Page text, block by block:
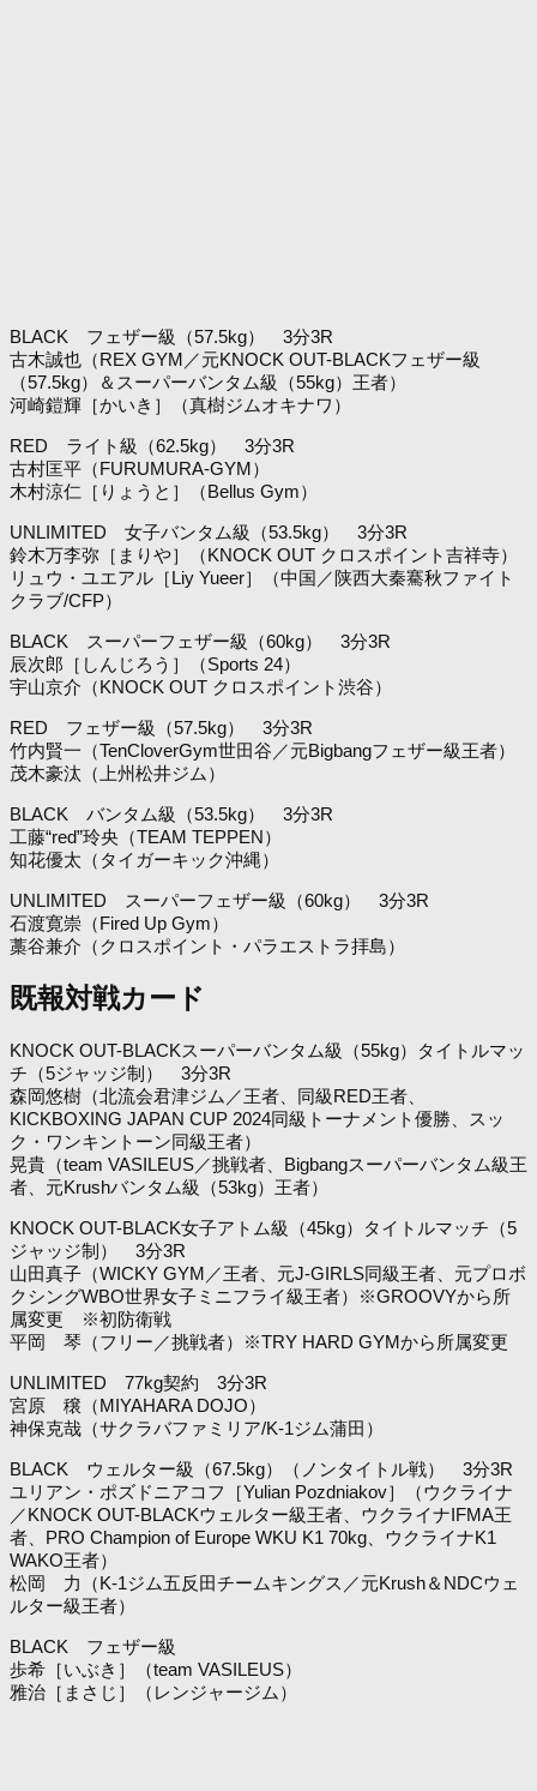
BLACK フェザー級（57.5kg） 3分3R
古木誠也（REX GYM／元KNOCK OUT-BLACKフェザー級
（57.5kg）＆スーパーバンタム級（55kg）王者）
河崎鎧輝［かいき］（真樹ジムオキナワ）
RED ライト級（62.5kg） 3分3R
古村匡平（FURUMURA-GYM）
木村涼仁［りょうと］（Bellus Gym）
UNLIMITED 女子バンタム級（53.5kg） 3分3R
鈴木万李弥［まりや］（KNOCK OUT クロスポイント吉祥寺）
リュウ・ユエアル［Liy Yueer］（中国／陕西大秦騫秋ファイト
クラブ/CFP）
BLACK スーパーフェザー級（60kg） 3分3R
辰次郎［しんじろう］（Sports 24）
宇山京介（KNOCK OUT クロスポイント渋谷）
RED フェザー級（57.5kg） 3分3R
竹内賢一（TenCloverGym世田谷／元Bigbangフェザー級王者）
茂木豪汰（上州松井ジム）
BLACK バンタム級（53.5kg） 3分3R
工藤“red”玲央（TEAM TEPPEN）
知花優太（タイガーキック沖縄）
UNLIMITED スーパーフェザー級（60kg） 3分3R
石渡寛崇（Fired Up Gym）
藁谷兼介（クロスポイント・パラエストラ拝島）
既報対戦カード
KNOCK OUT-BLACKスーパーバンタム級（55kg）タイトルマッ
チ（5ジャッジ制） 3分3R
森岡悠樹（北流会君津ジム／王者、同級RED王者、
KICKBOXING JAPAN CUP 2024同級トーナメント優勝、スッ
ク・ワンキントーン同級王者）
晃貴（team VASILEUS／挑戦者、Bigbangスーパーバンタム級王
者、元Krushバンタム級（53kg）王者）
KNOCK OUT-BLACK女子アトム級（45kg）タイトルマッチ（5
ジャッジ制） 3分3R
山田真子（WICKY GYM／王者、元J-GIRLS同級王者、元プロボ
クシングWBO世界女子ミニフライ級王者）※GROOVYから所
属変更 ※初防衛戦
平岡 琴（フリー／挑戦者）※TRY HARD GYMから所属変更
UNLIMITED 77kg契約 3分3R
宮原 穣（MIYAHARA DOJO）
神保克哉（サクラバファミリア/K-1ジム蒲田）
BLACK ウェルター級（67.5kg）（ノンタイトル戦） 3分3R
ユリアン・ポズドニアコフ［Yulian Pozdniakov］（ウクライナ
／KNOCK OUT-BLACKウェルター級王者、ウクライナIFMA王
者、PRO Champion of Europe WKU K1 70kg、ウクライナK1
WAKO王者）
松岡 力（K-1ジム五反田チームキングス／元Krush＆NDCウェ
ルター級王者）
BLACK フェザー級
歩希［いぶき］（team VASILEUS）
雅治［まさじ］（レンジャージム）